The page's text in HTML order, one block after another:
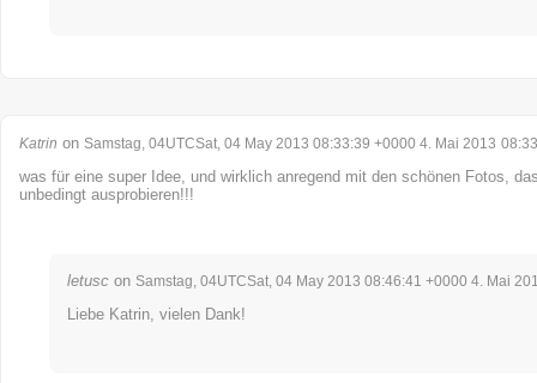
Katrin on Samstag, 04UTCSat, 04 May 2013 08:33:39 +0000 4. Mai 2013 08:33
was für eine super Idee, und wirklich anregend mit den schönen Fotos,
unbedingt ausprobieren!!!
letusc on Samstag, 04UTCSat, 04 May 2013 08:46:41 +0000 4. Mai
Liebe Katrin, vielen Dank!